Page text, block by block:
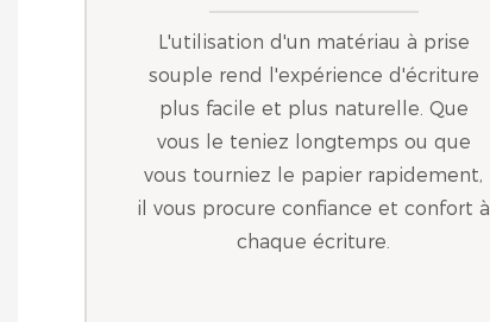
L'utilisation d'un matériau à prise
souple rend l'expérience d'écriture
plus facile et plus naturelle. Que
vous le teniez longtemps ou que
vous tourniez le papier rapidement,
il vous procure confiance et confort à
chaque écriture.